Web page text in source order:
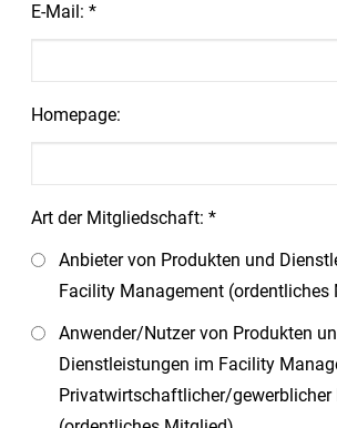
E-Mail: *
Homepage:
Art der Mitgliedschaft: *
Anbieter von Produkten und
Facility Management (ordentliches
Anwender/Nutzer von Produkten
Dienstleistungen im Facility
Privatwirtschaftlicher/gewerblicher